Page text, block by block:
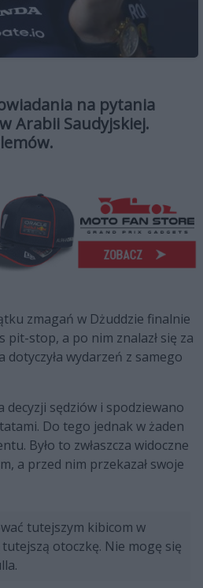
na pytania
Arabii Saudyjskiej.
zmagań w Dżuddzie finalnie
pit-stop, a po nim znalazł się za
wydarzeń z samego
decyzji sędziów i spodziewano
Do tego jednak w żaden
Było to zwłaszcza widoczne
a przed nim przekazał swoje
tutejszym kibicom w
otoczkę. Nie mogę się